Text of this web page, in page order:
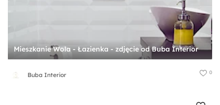
Mieszkanie Wola - Łazienka - zdjęcie od Buba Interior
Buba Interior 0